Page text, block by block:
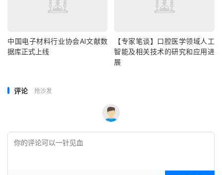
中国电子材料行业协会AI文献数
据库正式上线
【专家笔谈】口腔医学领域人工
智能及相关技术的研究和应用进
展
评论 抢沙发